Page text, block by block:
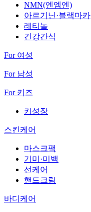
NMN(엔엠엔)
아르기닌·블랙마카
레티놀
건강간식
For 여성
For 남성
For 키즈
키성장
스킨케어
마스크팩
기미·미백
선케어
핸드크림
바디케어